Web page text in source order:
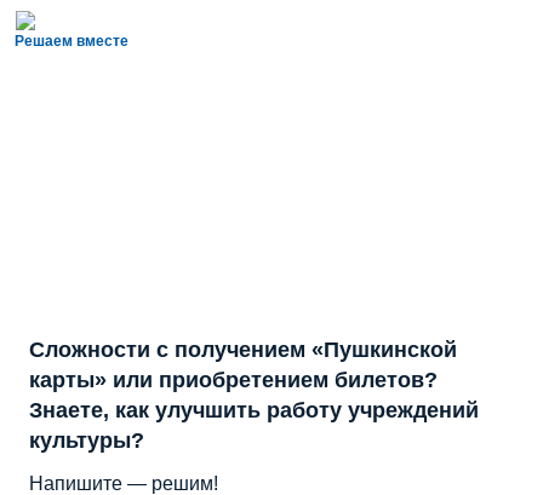
Решаем вместе
Сложности с получением «Пушкинской
карты» или приобретением билетов?
Знаете, как улучшить работу учреждений
культуры?
Напишите — решим!